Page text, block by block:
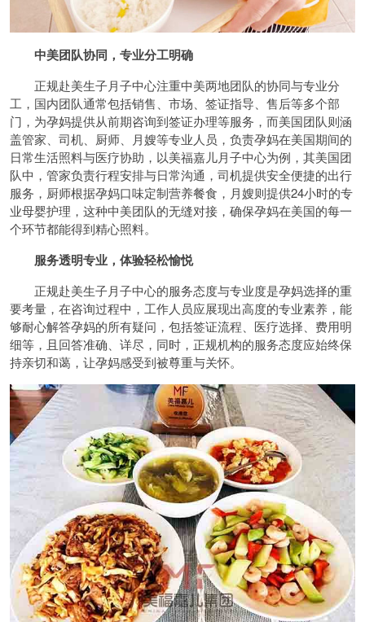
中美团队协同，专业分工明确
正规赴美生子月子中心注重中美两地团队的协同与专业分
工，国内团队通常包括销售、市场、签证指导、售后等多个部
门，为孕妈提供从前期咨询到签证办理等服务，而美国团队则涵
盖管家、司机、厨师、月嫂等专业人员，负责孕妈在美国期间的
日常生活照料与医疗协助，以美福嘉儿月子中心为例，其美国团
队中，管家负责行程安排与日常沟通，司机提供安全便捷的出行
服务，厨师根据孕妈口味定制营养餐食，月嫂则提供24小时的专
业母婴护理，这种中美团队的无缝对接，确保孕妈在美国的每一
个环节都能得到精心照料。
服务透明专业，体验轻松愉悦
正规赴美生子月子中心的服务态度与专业度是孕妈选择的重
要考量，在咨询过程中，工作人员应展现出高度的专业素养，能
够耐心解答孕妈的所有疑问，包括签证流程、医疗选择、费用明
细等，且回答准确、详尽，同时，正规机构的服务态度应始终保
持亲切和蔼，让孕妈感受到被尊重与关怀。